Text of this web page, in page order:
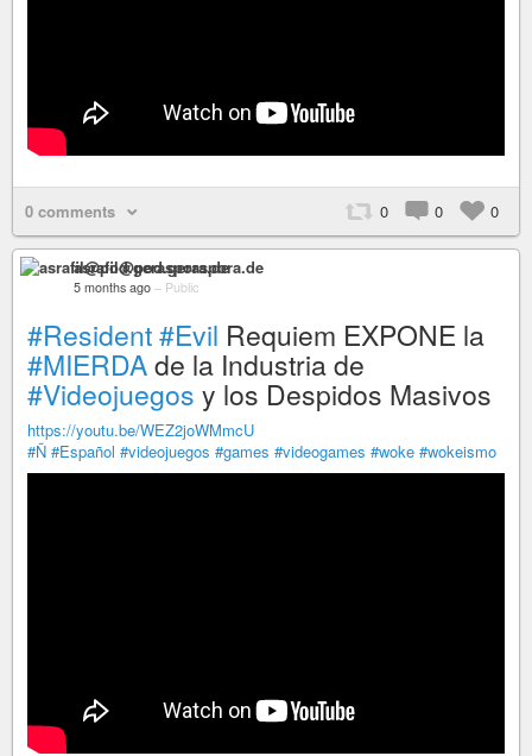
0 comments 0 0 0
asrafil@pod.geraspora.de
5 months ago – Public
#Resident#Evil Requiem EXPONE la
#MIERDAde la Industria de
#Videojuegos y los Despidos Masivos
https://youtu.be/WEZ2joWMmcU
#Ñ #Español #videojuegos #games #videogames #woke #wokeismo